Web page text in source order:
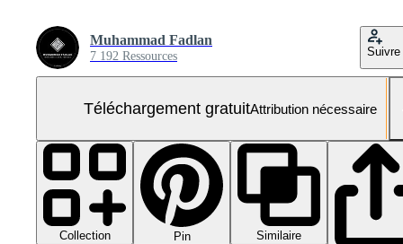
Muhammad Fadlan
7 192 Ressources Suivre
Téléchargement gratuitAttribution nécessaire
Collection Pin
Similaire